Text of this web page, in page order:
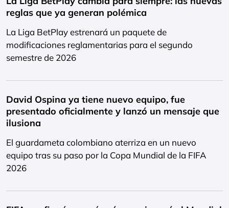
reglas que ya generan polémica
La Liga BetPlay estrenará un paquete de
modificaciones reglamentarias para el segundo
semestre de 2026
David Ospina ya tiene nuevo equipo, fue
presentado oficialmente y lanzó un mensaje que
ilusiona
El guardameta colombiano aterriza en un nuevo
equipo tras su paso por la Copa Mundial de la FIFA
2026